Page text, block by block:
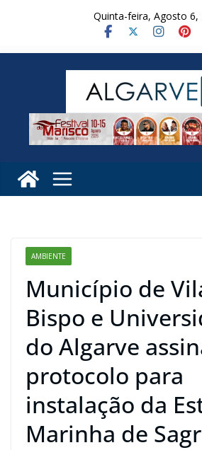
Quinta-feira, Agosto 6,
AMBIENTE
Município de
Bispo e
do Algarve
protocolo para
instalação da
Marinha de